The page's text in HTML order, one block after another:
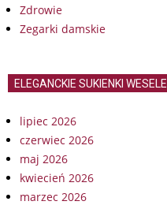
Zdrowie
Zegarki damskie
ELEGANCKIE SUKIENKI WESELE
lipiec 2026
czerwiec 2026
maj 2026
kwiecień 2026
marzec 2026